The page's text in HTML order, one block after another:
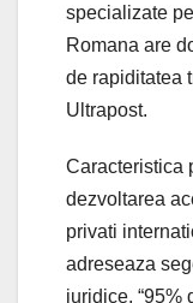
specializate
Romana are
de rapiditatea
Ultrapost.
Caracteristica
dezvoltarea
privati
adreseaza
juridice. “95%